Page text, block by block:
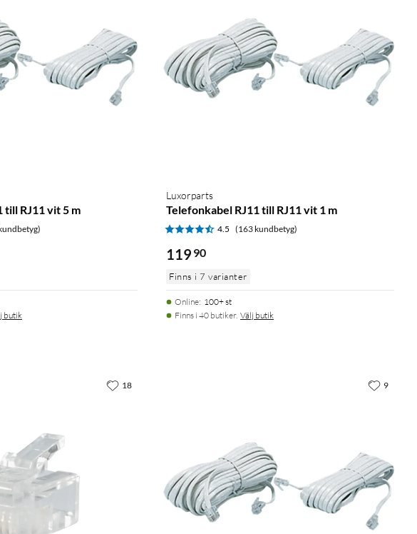
till RJ11 vit 5 m
butik
Luxorparts
Telefonkabel RJ11 till RJ11 vit 1 m
4.5 (163 kundbetyg)
119 90
Finns i 7 varianter
Online: 100+ st
Finns i 40 butiker. Välj butik
18 9